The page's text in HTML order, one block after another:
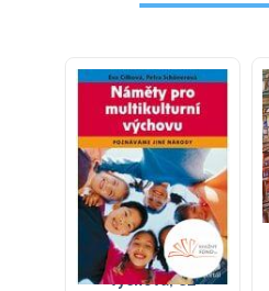
Náměty pro
multikulturní
výchovu, CZ